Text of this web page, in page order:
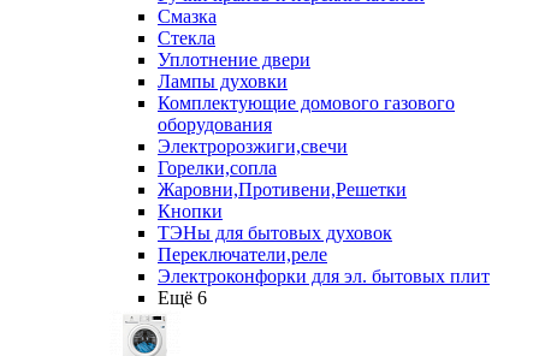
Смазка
Стекла
Уплотнение двери
Лампы духовки
Комплектующие домового газового
оборудования
Электророзжиги,свечи
Горелки,сопла
Жаровни,Противени,Решетки
Кнопки
ТЭНы для бытовых духовок
Переключатели,реле
Электроконфорки для эл. бытовых плит
Ещё 6